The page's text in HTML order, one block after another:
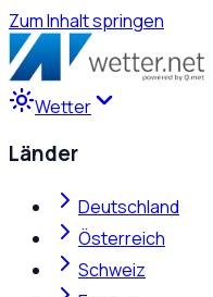
Zum Inhalt springen
Wetter
Länder
Deutschland
Österreich
Schweiz